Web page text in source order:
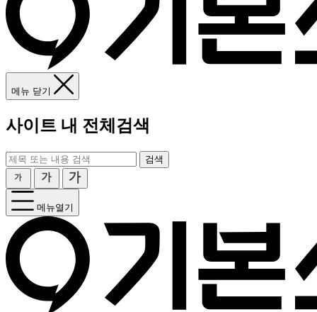
메뉴 닫기
사이트 내 전체검색
검색
메뉴열기